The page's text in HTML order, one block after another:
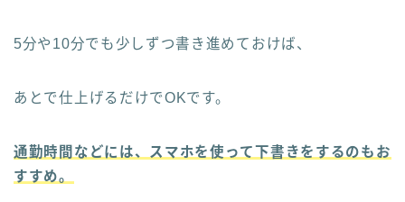
5分や10分でも少しずつ書き進めておけば、
あとで仕上げるだけでOKです。
通勤時間などには、スマホを使って下書きをするのもお
すすめ。